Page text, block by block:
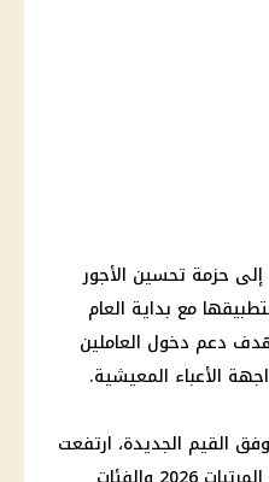
إلى حزمة تحسين الأجور
مع بداية العام
دعم دخول العاملين
الأعباء المعيشية.
القيم الجديدة، ارتفعت